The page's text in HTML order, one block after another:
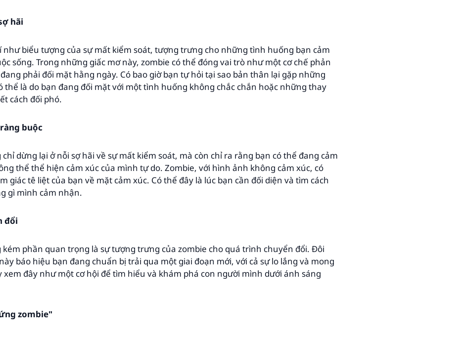
hãi
như biểu tượng của sự mất kiểm soát, tượng trưng cho những tình huống bạn cảm
sống. Trong những giấc mơ này, zombie có thể đóng vai trò như một cơ chế phản
phải đối mặt hằng ngày. Có bao giờ bạn tự hỏi tại sao bản thân lại gặp những
thể là do bạn đang đối mặt với một tình huống không chắc chắn hoặc những thay
cách đối phó.
buộc
dừng lại ở nỗi sợ hãi về sự mất kiểm soát, mà còn chỉ ra rằng bạn có thể đang cảm
thể thể hiện cảm xúc của mình tự do. Zombie, với hình ảnh không cảm xúc, có
giác tê liệt của bạn về mặt cảm xúc. Có thể đây là lúc bạn cần đối diện và tìm cách
gì mình cảm nhận.
đổi
kém phần quan trọng là sự tượng trưng của zombie cho quá trình chuyển đổi. Đôi
báo hiệu bạn đang chuẩn bị trải qua một giai đoạn mới, với cả sự lo lắng và mong
xem đây như một cơ hội để tìm hiểu và khám phá con người mình dưới ánh sáng
zombie"